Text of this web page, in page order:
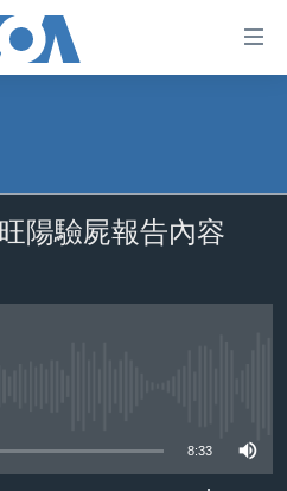
陽驗屍報告內容
8:33